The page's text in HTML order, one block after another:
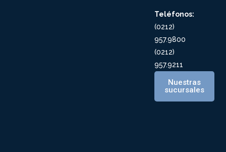
Teléfonos:
(0212)
957.9800
(0212)
957.9211
Nuestras
sucursales